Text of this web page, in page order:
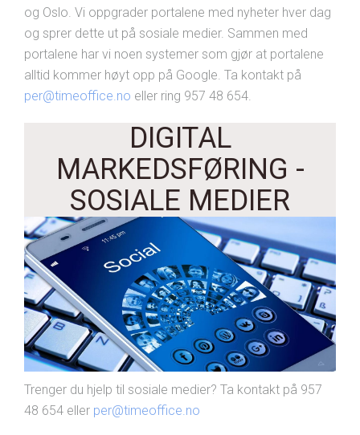
og Oslo. Vi oppgrader portalene med nyheter hver dag
og sprer dette ut på sosiale medier. Sammen med
portalene har vi noen systemer som gjør at portalene
alltid kommer høyt opp på Google. Ta kontakt på
per@timeoffice.no eller ring 957 48 654.
DIGITAL
MARKEDSFØRING -
SOSIALE MEDIER
Trenger du hjelp til sosiale medier? Ta kontakt på 957
48 654 eller per@timeoffice.no